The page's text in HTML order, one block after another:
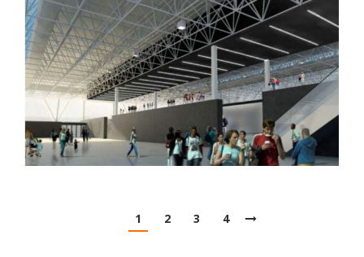
1 2 3 4